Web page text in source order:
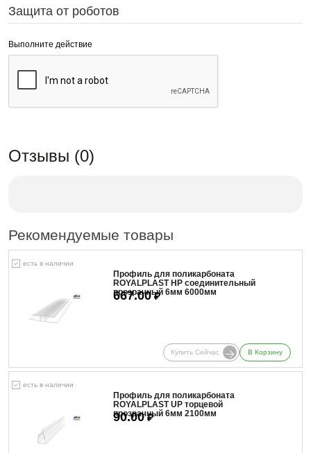
Защита от роботов
Выполните действие
Отзывы (0)
Рекомендуемые товары
есть в наличии
Профиль для поликарбоната
ROYALPLAST HP соединительный
прозрачный 6мм 6000мм
667.00₽
Купить Сейчас В Корзину
есть в наличии
Профиль для поликарбоната
ROYALPLAST UP торцевой
прозрачный 6мм 2100мм
90.00₽